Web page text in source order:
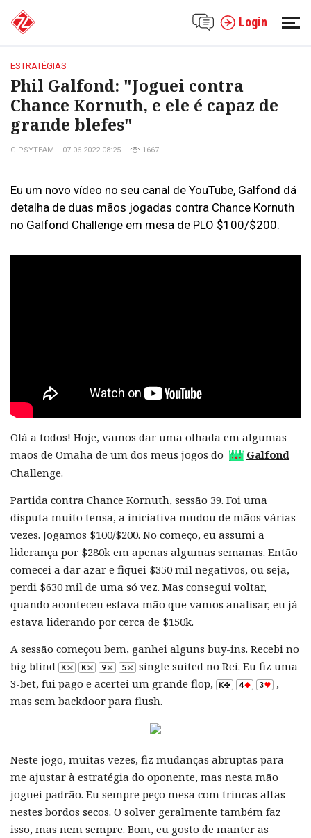
Login
ESTRATÉGIAS
Phil Galfond: "Joguei contra
Chance Kornuth, e ele é capaz de
grande blefes"
GIPSYTEAM 07.06.2022 08:25 1667
Eu um novo vídeo no seu canal de YouTube, Galfond dá
detalha de duas mãos jogadas contra Chance Kornuth
no Galfond Challenge em mesa de PLO $100/$200.
Olá a todos! Hoje, vamos dar uma olhada em algumas
mãos de Omaha de um dos meus jogos do
Galfond
Challenge.
Partida contra Chance Kornuth, sessão 39. Foi uma
disputa muito tensa, a iniciativa mudou de mãos várias
vezes. Jogamos $100/$200. No começo, eu assumi a
liderança por $280k em apenas algumas semanas. Então
comecei a dar azar e fiquei $350 mil negativos, ou seja,
perdi $630 mil de uma só vez. Mas consegui voltar,
quando aconteceu estava mão que vamos analisar, eu já
estava liderando por cerca de $150k.
A sessão começou bem, ganhei alguns buy-ins. Recebi no
big blind
single suited no Rei. Eu fiz uma
3-bet, fui pago e acertei um grande flop,
,
mas sem backdoor para flush.
Neste jogo, muitas vezes, fiz mudanças abruptas para
me ajustar à estratégia do oponente, mas nesta mão
joguei padrão. Eu sempre peço mesa com trincas altas
nestes bordos secos. O solver geralmente também faz
isso, mas nem sempre. Bom, eu gosto de manter as